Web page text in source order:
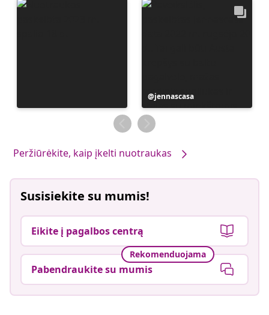
Įrašą
paskelbė
jennascasa
Peržiūrėkite, kaip įkelti nuotraukas
Susisiekite su mumis!
Eikite į pagalbos centrą
Rekomenduojama
Pabendraukite su mumis